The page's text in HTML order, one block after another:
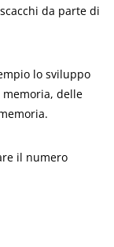
da parte di
lo sviluppo
delle
il numero